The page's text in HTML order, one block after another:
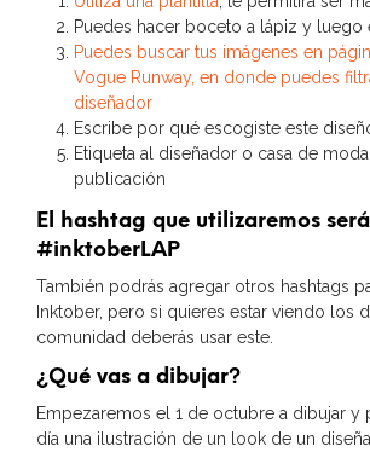
Puedes hacer boceto a lápiz y luego
Puedes buscar tus imágenes en
Vogue Runway, en donde puedes
diseñador
Escribe por qué escogiste este
Etiqueta al diseñador o casa de
publicación
El hashtag que utilizaremos será
#inktoberLAP
También podrás agregar otros hashtags
Inktober, pero si quieres estar viendo los
comunidad deberás usar este.
¿Qué vas a dibujar?
Empezaremos el 1 de octubre a dibujar y
día una ilustración de un look de un